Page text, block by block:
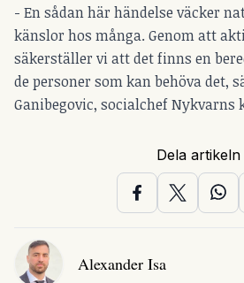
- En sådan här händelse väcker
känslor hos många. Genom att
säkerställer vi att det finns en
de personer som kan behöva det,
Ganibegovic, socialchef Nykvarns
Dela artikeln
Alexander Isa